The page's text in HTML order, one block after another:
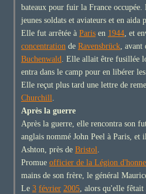
bateaux pour fuir la France
jeunes soldats et aviateurs et en aida
Elle fut arrêtée à Parisen 1944, et
concentrationde Ravensbrück, avant
Buchenwald. Elle allait être fusillée
entra dans le camp pour en libérer
Elle reçut plus tard une lettre de
Churchill.
Après la guerre
Après la guerre, elle rencontra son
anglais nommé John Peel à Paris, et
Ashton, près de Bristol.
Promue officier de la Légion
mains de son frère, le général
Le 3 février 2005, alors qu'elle fêtait